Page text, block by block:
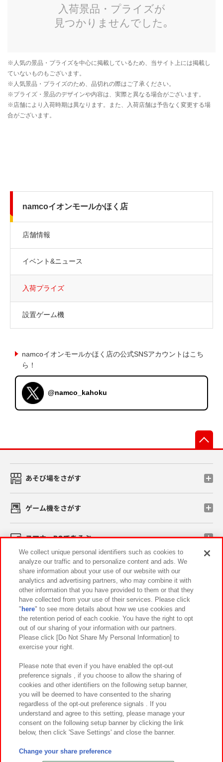
namcoイオンモールかほく店
店舗情報
イベント&ニュース
入荷プライズ
設置ゲーム機
namcoイオンモールかほく店の公式SNSアカウントはこち
ら！
@namco_kahoku
あそび場をさがす
ゲーム機をさがす
スマホ・PCであそぶ
イベント・キャンペーン
関連会社 サステナビリティ サイトポリシー
プライバシーポリシー ウェブアクセシビリティ方針と検証結果
お取引先さまとともに
カスタマーハラスメント対応方針 よくあるご質問・お問い合わせ
©Bandai Namco Amusement Inc.
©Bandai Namco Amusement Lab Inc.
We collect unique personal identifiers such as cookies to
analyze our traffic and to personalize content and ads. We
share information about your use of our website with our
analytics and advertising partners, who may combine it with
other information that you have provided to them or that they
have collected from your use of their services. Please click
" here" to see more details about how we use cookies and
the retention period of each cookie. You have the right to opt
out of our sharing of your information with our partners.
Please click [Do Not Share My Personal Information] to
exercise your right.
Please note that even if you have enabled the opt-out
preference signals , if you choose to allow the sharing of
cookies and other identifiers on the following setup banner,
you will be deemed to have consented to the sharing
regardless of the opt-out preference signals . If you
understand and agree to this setting, please manage your
consent on the following setup banner by clicking the link
below, then click 'Save Settings' and close the banner.
Change your share preference